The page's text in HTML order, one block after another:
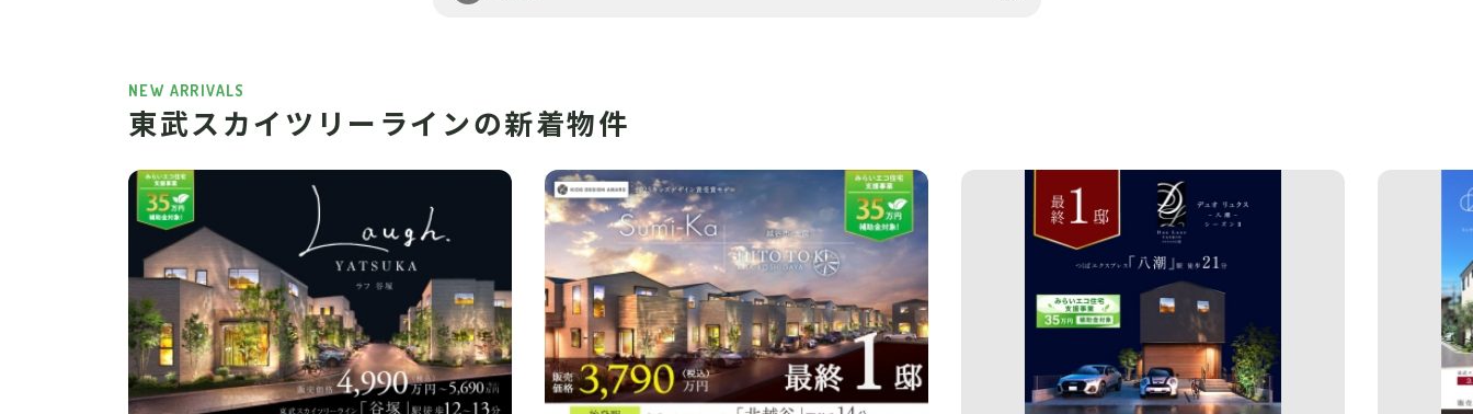
NEW ARRIVALS
東武スカイツリーラインの新着物件